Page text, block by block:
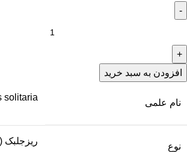
افزودن به سبد خرید
نام علمی
solitaria
نوع
ریزجلبک